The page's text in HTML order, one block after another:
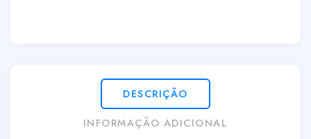
DESCRIÇÃO
INFORMAÇÃO ADICIONAL